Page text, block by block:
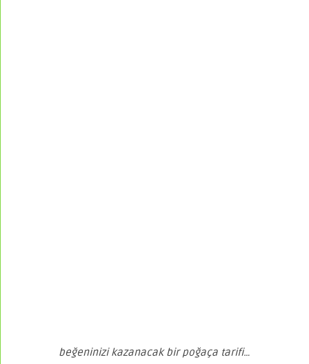
beğeninizi kazanacak bir poğaça tarifi…